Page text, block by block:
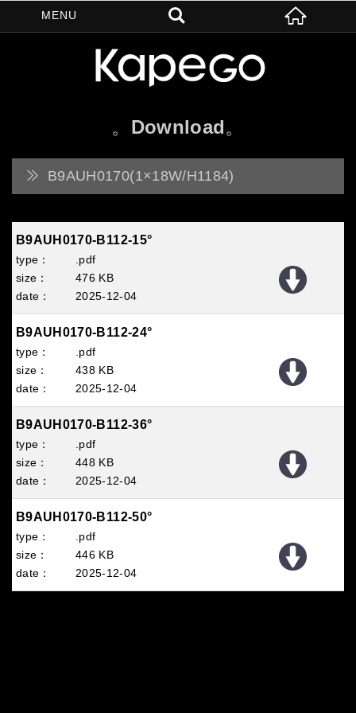
Download
B9AUH0170(1×18W/H1184)
B9AUH0170-B112-15°
.pdf
476 KB
2025 12 04
B9AUH0170-B112-24°
.pdf
438 KB
2025 12 04
B9AUH0170-B112-36°
.pdf
448 KB
2025 12 04
B9AUH0170-B112-50°
.pdf
446 KB
2025 12 04